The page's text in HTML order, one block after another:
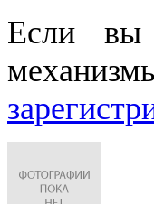
Если вы